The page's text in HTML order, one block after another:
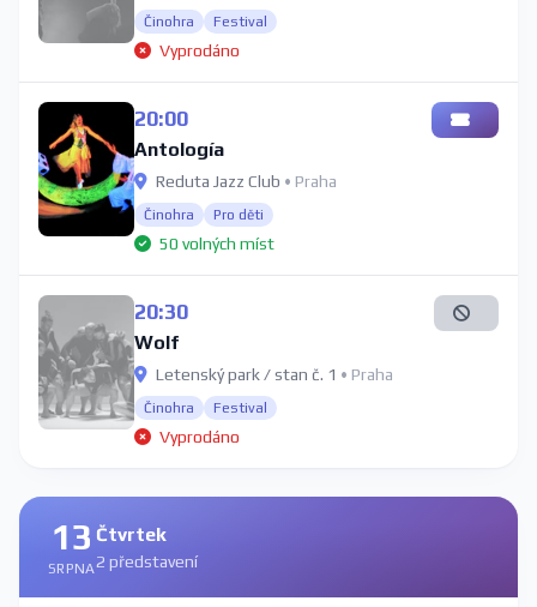
Činohra Festival
Vyprodáno
20:00
Antología
Reduta Jazz Club • Praha
Činohra Pro děti
50 volných míst
20:30
Wolf
Letenský park / stan č. 1 • Praha
Činohra Festival
Vyprodáno
13
SRPNA
Čtvrtek
2 představení